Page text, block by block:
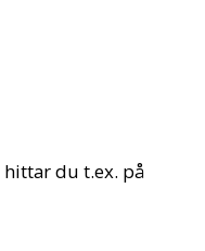
du t.ex. på